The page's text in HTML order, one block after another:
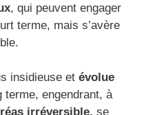
, qui peuvent engager
terme, mais s’avère
insidieuse et évolue
terme, engendrant, à
irréversible, se